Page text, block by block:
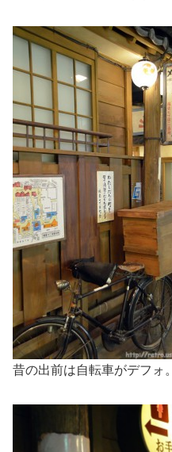
昔の出前は自転車がデフォ。